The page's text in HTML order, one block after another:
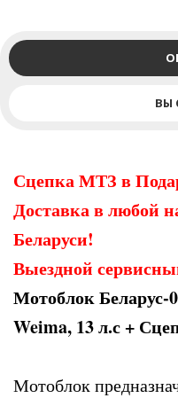
ВЫ
Сцепка МТЗ в
Доставка в любой
Беларуси!
Выездной
Мотоблок Беларус-
Weima, 13 л.с +
Мотоблок